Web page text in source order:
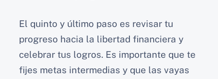
El quinto y último paso es revisar tu
progreso hacia la libertad financiera y
celebrar tus logros. Es importante que te
fijes metas intermedias y que las vayas